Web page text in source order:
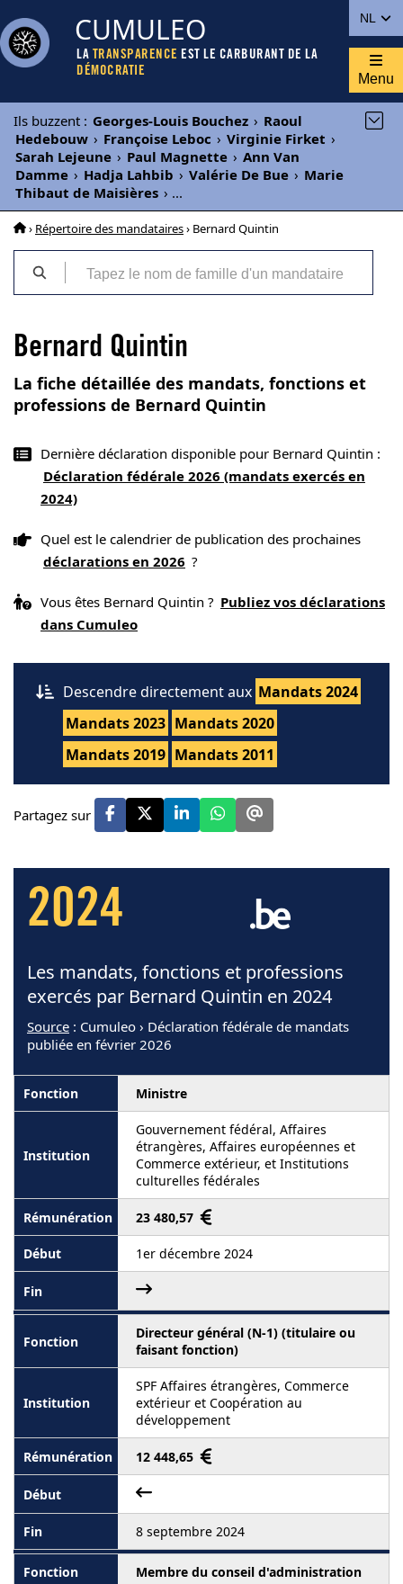
NL
CUMULEO
LA TRANSPARENCE EST LE CARBURANT DE LA
DÉMOCRATIE
Menu
Ils buzzent : Georges-Louis Bouchez › Raoul
Hedebouw › Françoise Leboc › Virginie Firket ›
Sarah Lejeune › Paul Magnette › Ann Van
Damme › Hadja Lahbib › Valérie De Bue › Marie
Thibaut de Maisières › ...
› Répertoire des mandataires› Bernard Quintin
Bernard Quintin
La fiche détaillée des mandats, fonctions et
professions de Bernard Quintin
Dernière déclaration disponible pour Bernard Quintin :
Déclaration fédérale 2026 (mandats exercés en
2024)
Quel est le calendrier de publication des prochaines
déclarations en 2026 ?
Vous êtes Bernard Quintin ? Publiez vos déclarations
dans Cumuleo
Descendre directement aux Mandats 2024
Mandats 2023 Mandats 2020
Mandats 2019 Mandats 2011
Partagez sur
2024
Les mandats, fonctions et professions
exercés par Bernard Quintin en 2024
Source : Cumuleo › Déclaration fédérale de mandats
publiée en février 2026
Ministre
Gouvernement fédéral, Affaires
étrangères, Affaires européennes et
Commerce extérieur, et Institutions
culturelles fédérales
23 480,57
1er décembre 2024
Directeur général (N-1) (titulaire ou
faisant fonction)
SPF Affaires étrangères, Commerce
extérieur et Coopération au
développement
12 448,65
8 septembre 2024
Membre du conseil d'administration